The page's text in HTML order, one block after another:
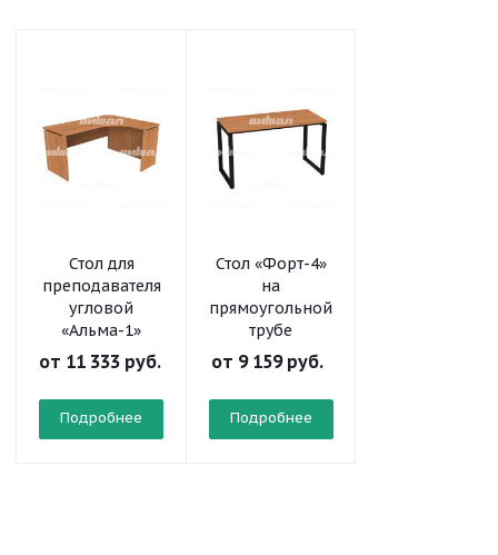
Стол для
преподавателя
угловой
«Альма-1»
от 11 333 руб.
Подробнее
Стол «Форт-4»
на
прямоугольной
трубе
от 9 159 руб.
Подробнее